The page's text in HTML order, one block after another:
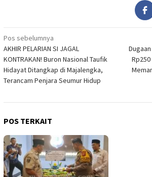
Navigasi
pos
Pos sebelumnya
AKHIR PELARIAN SI JAGAL
KONTRAKAN! Buron Nasional Taufik
Hidayat Ditangkap di Majalengka,
Terancam Penjara Seumur Hidup
POS TERKAIT